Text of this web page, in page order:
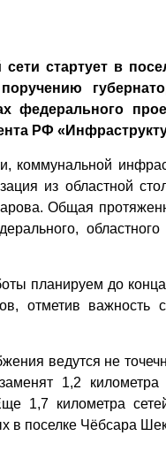
стартует в
федерального
РФ
коммунальной
из областной
Общая
планируем до конца
отметив
ведутся не
1,2
1,7 километра
поселке Чёбсара